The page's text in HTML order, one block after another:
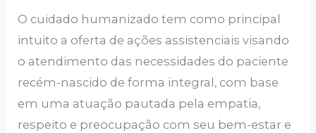
O cuidado humanizado tem como principal
intuito a oferta de ações assistenciais visando
o atendimento das necessidades do paciente
recém-nascido de forma integral, com base
em uma atuação pautada pela empatia,
respeito e preocupação com seu bem-estar e